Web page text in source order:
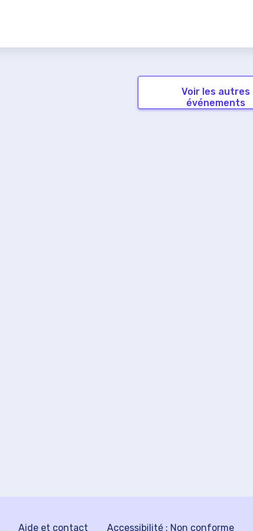
Voir les autres
événements
Aide et contact Accessibilité : Non conforme